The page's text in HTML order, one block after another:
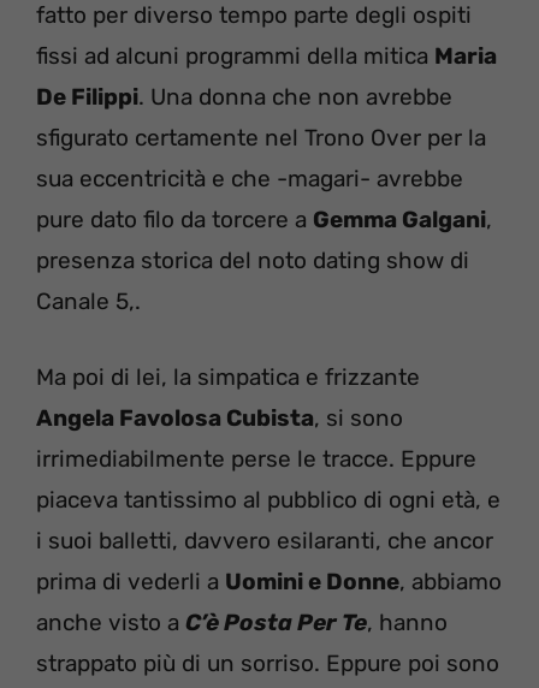
fatto per diverso tempo parte degli ospiti
fissi ad alcuni programmi della mitica Maria
De Filippi. Una donna che non avrebbe
sfigurato certamente nel Trono Over per la
sua eccentricità e che -magari- avrebbe
pure dato filo da torcere a Gemma Galgani,
presenza storica del noto dating show di
Canale 5,.
Ma poi di lei, la simpatica e frizzante
Angela Favolosa Cubista, si sono
irrimediabilmente perse le tracce. Eppure
piaceva tantissimo al pubblico di ogni età, e
i suoi balletti, davvero esilaranti, che ancor
prima di vederli a Uomini e Donne, abbiamo
anche visto a C’è Posta Per Te, hanno
strappato più di un sorriso. Eppure poi sono